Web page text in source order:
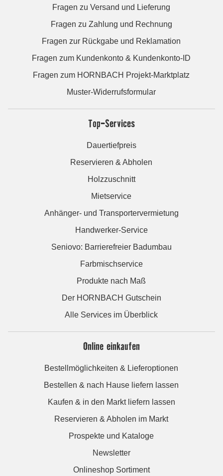
Fragen zu Versand und Lieferung
Fragen zu Zahlung und Rechnung
Fragen zur Rückgabe und Reklamation
Fragen zum Kundenkonto & Kundenkonto-ID
Fragen zum HORNBACH Projekt-Marktplatz
Muster-Widerrufsformular
Top-Services
Dauertiefpreis
Reservieren & Abholen
Holzzuschnitt
Mietservice
Anhänger- und Transportervermietung
Handwerker-Service
Seniovo: Barrierefreier Badumbau
Farbmischservice
Produkte nach Maß
Der HORNBACH Gutschein
Alle Services im Überblick
Online einkaufen
Bestellmöglichkeiten & Lieferoptionen
Bestellen & nach Hause liefern lassen
Kaufen & in den Markt liefern lassen
Reservieren & Abholen im Markt
Prospekte und Kataloge
Newsletter
Onlineshop Sortiment